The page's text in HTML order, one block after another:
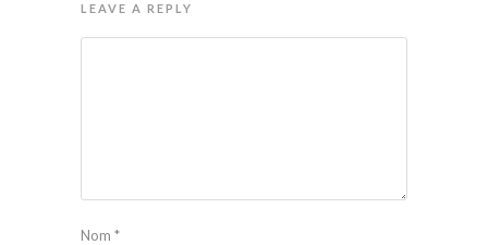
LEAVE A REPLY
Nom *